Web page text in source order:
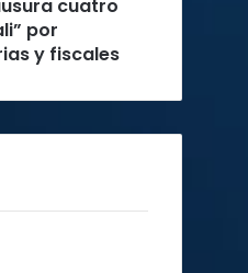
cuatro
por
y fiscales